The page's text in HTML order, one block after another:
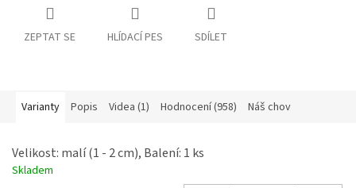
ZEPTAT SE HLÍDACÍ PES SDÍLET
Varianty Popis Videa (1) Hodnocení (958) Náš chov
Velikost: malí (1 - 2 cm), Balení: 1 ks
Skladem